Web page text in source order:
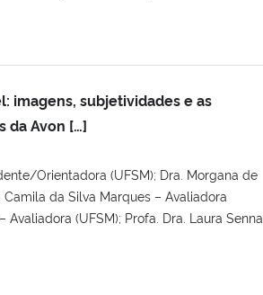
imagens, subjetividades e as
da Avon […]
Orientadora (UFSM); Dra. Morgana de
da Silva Marques – Avaliadora
(UFSM); Profa. Dra. Laura Senna